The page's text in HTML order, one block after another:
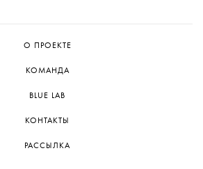
О ПРОЕКТЕ
КОМАНДА
BLUE LAB
КОНТАКТЫ
РАССЫЛКА